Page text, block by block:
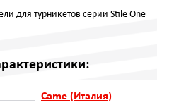
для турникетов серии Stile One
Came (Италия)